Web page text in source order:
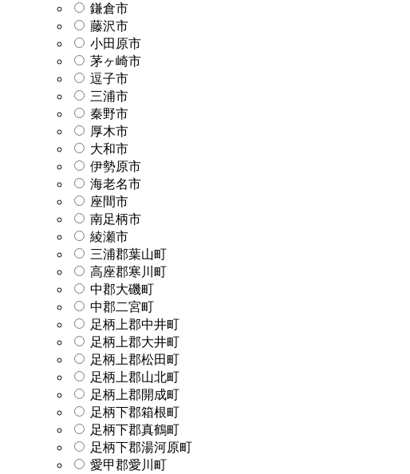
鎌倉市
藤沢市
小田原市
茅ヶ崎市
逗子市
三浦市
秦野市
厚木市
大和市
伊勢原市
海老名市
座間市
南足柄市
綾瀬市
三浦郡葉山町
高座郡寒川町
中郡大磯町
中郡二宮町
足柄上郡中井町
足柄上郡大井町
足柄上郡松田町
足柄上郡山北町
足柄上郡開成町
足柄下郡箱根町
足柄下郡真鶴町
足柄下郡湯河原町
愛甲郡愛川町